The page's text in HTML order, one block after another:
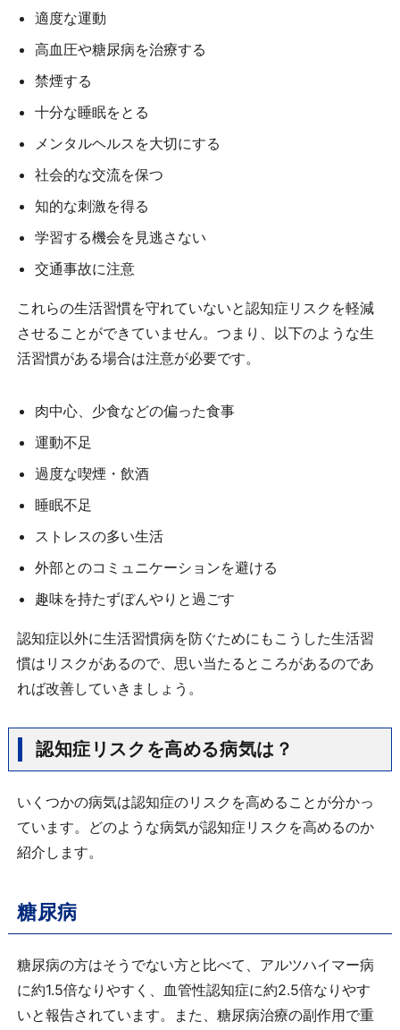
適度な運動
高血圧や糖尿病を治療する
禁煙する
十分な睡眠をとる
メンタルヘルスを大切にする
社会的な交流を保つ
知的な刺激を得る
学習する機会を見逃さない
交通事故に注意
これらの生活習慣を守れていないと認知症リスクを軽減
させることができていません。つまり、以下のような生
活習慣がある場合は注意が必要です。
肉中心、少食などの偏った食事
運動不足
過度な喫煙・飲酒
睡眠不足
ストレスの多い生活
外部とのコミュニケーションを避ける
趣味を持たずぼんやりと過ごす
認知症以外に生活習慣病を防ぐためにもこうした生活習
慣はリスクがあるので、思い当たるところがあるのであ
れば改善していきましょう。
認知症リスクを高める病気は？
いくつかの病気は認知症のリスクを高めることが分かっ
ています。どのような病気が認知症リスクを高めるのか
紹介します。
糖尿病
糖尿病の方はそうでない方と比べて、アルツハイマー病
に約1.5倍なりやすく、血管性認知症に約2.5倍なりやす
いと報告されています。また、糖尿病治療の副作用で重